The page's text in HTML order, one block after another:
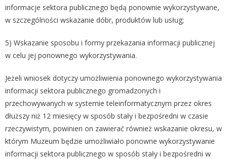
informacje sektora publicznego będą ponownie wykorzystywane,
w szczególności wskazanie dóbr, produktów lub usług;
5) Wskazanie sposobu i formy przekazania informacji publicznej
w celu jej ponownego wykorzystywania.
Jeżeli wniosek dotyczy umożliwienia ponownego wykorzystywania
informacji sektora publicznego gromadzonych i
przechowywanych w systemie teleinformatycznym przez okres
dłuższy niż 12 miesięcy w sposób stały i bezpośredni w czasie
rzeczywistym, powinien on zawierać również wskazanie okresu, w
którym Muzeum będzie umożliwiało ponowne wykorzystywanie
informacji sektora publicznego w sposób stały i bezpośredni w